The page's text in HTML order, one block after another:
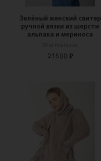
Зелёный женский свитер
ручной вязки из шерсти
альпака и мериноса
Warmanizer
21500 ₽